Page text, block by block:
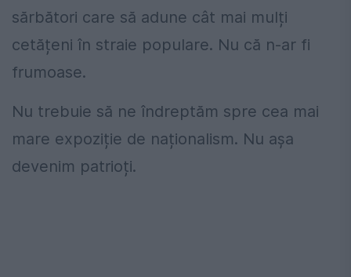
sărbători care să adune cât mai mulți
cetățeni în straie populare. Nu că n-ar fi
frumoase.
Nu trebuie să ne îndreptăm spre cea mai
mare expoziție de naționalism. Nu așa
devenim patrioți.